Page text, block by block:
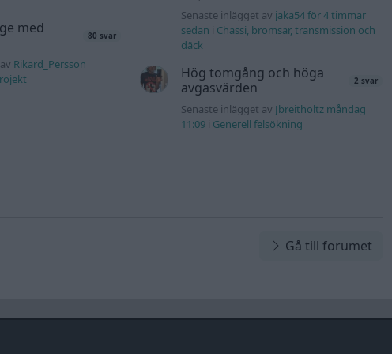
med
80 svar
Rikard_Persson
Senaste inlägget av jaka54 för 4 timmar
sedan i Chassi, bromsar, transmission och
däck
Hög tomgång och höga
avgasvärden
2 svar
Senaste inlägget av Jbreitholtz måndag
11:09i Generell felsökning
Gå till forumet